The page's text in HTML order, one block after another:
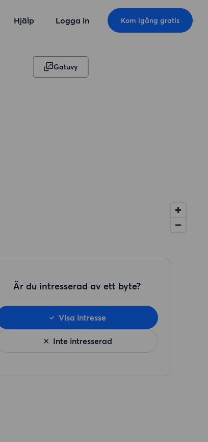
Hjälp Logga in Kom igång gratis
Gatuvy
Är du intresserad av ett byte?
Inte intresserad
Visa intresse